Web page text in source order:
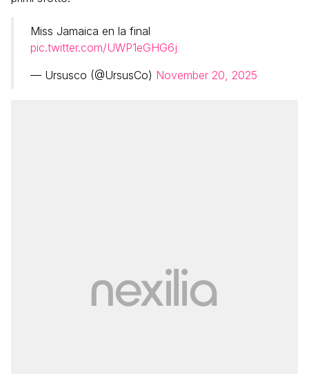
Miss Jamaica en la final
pic.twitter.com/UWP1eGHG6j
— Ursusco (@UrsusCo) November 20, 2025